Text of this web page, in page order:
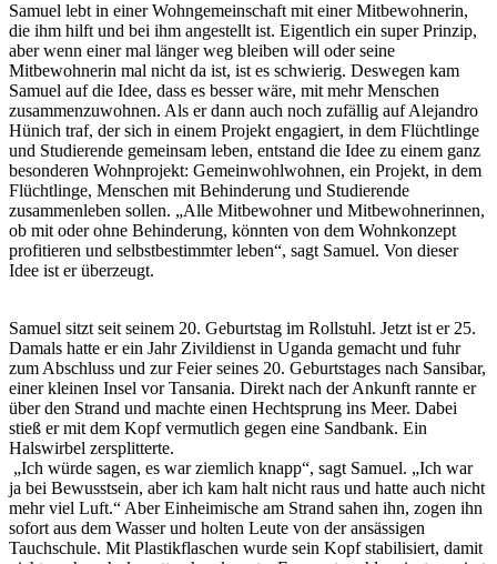
Samuel lebt in einer Wohngemeinschaft mit einer Mitbewohnerin,
die ihm hilft und bei ihm angestellt ist. Eigentlich ein super Prinzip,
aber wenn einer mal länger weg bleiben will oder seine
Mitbewohnerin mal nicht da ist, ist es schwierig. Deswegen kam
Samuel auf die Idee, dass es besser wäre, mit mehr Menschen
zusammenzuwohnen. Als er dann auch noch zufällig auf Alejandro
Hünich traf, der sich in einem Projekt engagiert, in dem Flüchtlinge
und Studierende gemeinsam leben, entstand die Idee zu einem ganz
besonderen Wohnprojekt: Gemeinwohlwohnen, ein Projekt, in dem
Flüchtlinge, Menschen mit Behinderung und Studierende
zusammenleben sollen. „Alle Mitbewohner und Mitbewohnerinnen,
ob mit oder ohne Behinderung, könnten von dem Wohnkonzept
profitieren und selbstbestimmter leben“, sagt Samuel. Von dieser
Idee ist er überzeugt.
Samuel sitzt seit seinem 20. Geburtstag im Rollstuhl. Jetzt ist er 25.
Damals hatte er ein Jahr Zivildienst in Uganda gemacht und fuhr
zum Abschluss und zur Feier seines 20. Geburtstages nach Sansibar,
einer kleinen Insel vor Tansania. Direkt nach der Ankunft rannte er
über den Strand und machte einen Hechtsprung ins Meer. Dabei
stieß er mit dem Kopf vermutlich gegen eine Sandbank. Ein
Halswirbel zersplitterte.
„Ich würde sagen, es war ziemlich knapp“, sagt Samuel. „Ich war
ja bei Bewusstsein, aber ich kam halt nicht raus und hatte auch nicht
mehr viel Luft.“ Aber Einheimische am Strand sahen ihn, zogen ihn
sofort aus dem Wasser und holten Leute von der ansässigen
Tauchschule. Mit Plastikflaschen wurde sein Kopf stabilisiert, damit